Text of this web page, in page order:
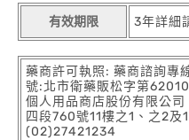
有效期限 3年詳細
藥商許可執照: 藥商諮詢
號:北市衛藥販松字第
個人用品商店股份有限公
四段760號11樓之1、之2及
(02)27421234